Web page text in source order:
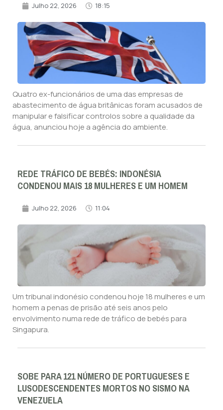
Julho 22, 2026 18:15
Quatro ex-funcionários de uma das empresas de
abastecimento de água britânicas foram acusados de
manipular e falsificar controlos sobre a qualidade da
água, anunciou hoje a agência do ambiente.
REDE TRÁFICO DE BEBÉS: INDONÉSIA
CONDENOU MAIS 18 MULHERES E UM HOMEM
Julho 22, 2026 11:04
Um tribunal indonésio condenou hoje 18 mulheres e um
homem a penas de prisão até seis anos pelo
envolvimento numa rede de tráfico de bebés para
Singapura.
SOBE PARA 121 NÚMERO DE PORTUGUESES E
LUSODESCENDENTES MORTOS NO SISMO NA
VENEZUELA